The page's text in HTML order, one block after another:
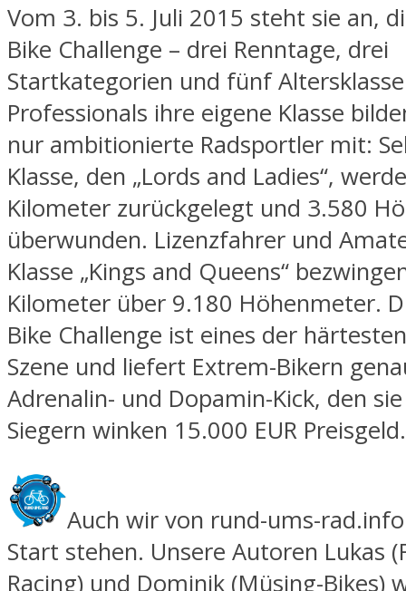
Vom 3. bis 5. Juli 2015 steht sie an,
Bike Challenge – drei Renntage, drei
Startkategorien und fünf
Professionals ihre eigene Klasse
nur ambitionierte Radsportler mit:
Klasse, den „Lords and Ladies“,
Kilometer zurückgelegt und 3.580
überwunden. Lizenzfahrer und
Klasse „Kings and Queens“
Kilometer über 9.180 Höhenmeter.
Bike Challenge ist eines der
Szene und liefert Extrem-Bikern
Adrenalin- und Dopamin-Kick, den
Siegern winken 15.000 EUR Preisgeld.
Auch wir von rund-ums-
Start stehen. Unsere Autoren Lukas
Racing) und Dominik (Müsing-Bikes)